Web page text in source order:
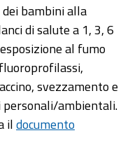
bambini alla
di salute a 1, 3, 6
al fumo
svezzamento e
ambientali.
ildocumento